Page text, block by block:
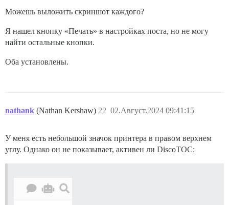
Можешь выложить скриншот каждого?
Я нашел кнопку «Печать» в настройках поста, но не могу
найти остальные кнопки.
Оба установлены.
nathank (Nathan Kershaw) 02.Август.2024 09:41:15
22
У меня есть небольшой значок принтера в правом верхнем
углу. Однако он не показывает, активен ли DiscoTOC: